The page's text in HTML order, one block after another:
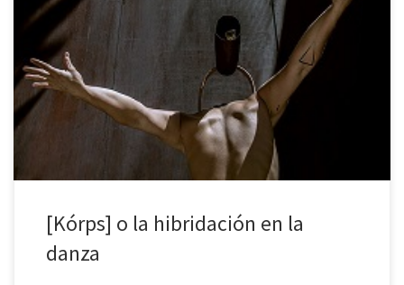
El Cruïlla XXS arranca este mes de julio con las nuevas líneas de
programación dentro del festival que incluyen también las artes
escénicas. El primero de los espectáculos de esta sección ha sido
el de la compañía Miquel Barcelona, [Kórps], una pieza de danza
contemporánea que hibrida distintos lenguajes, en […]
[Kórps] o la hibridación en la
danza